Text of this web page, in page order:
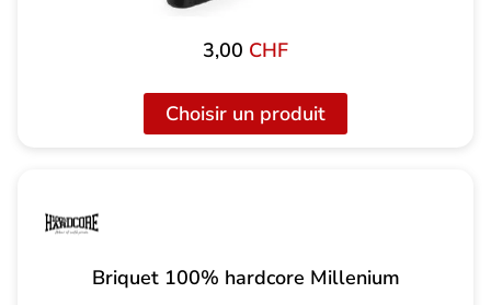
3,00 CHF
Choisir un produit
Briquet 100% hardcore Millenium